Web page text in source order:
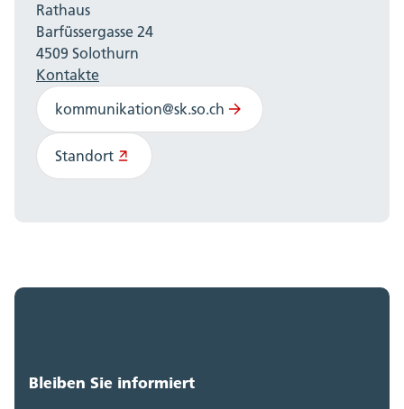
Rathaus
Barfüssergasse 24
4509 Solothurn
Kontakte
kommunikation@sk.so.ch
Standort
Bleiben Sie informiert